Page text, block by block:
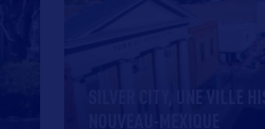
SILVER CITY, UNE VILLE